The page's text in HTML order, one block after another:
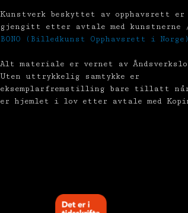
Kunstverk beskyttet av opphavsrett er
gjengitt etter avtale med kunstnerne
BONO (Billedkunst Opphavsrett i Norge)
Alt materiale er vernet av
Uten uttrykkelig samtykke er
eksemplarfremstilling bare tillatt
er hjemlet i lov etter avtale med